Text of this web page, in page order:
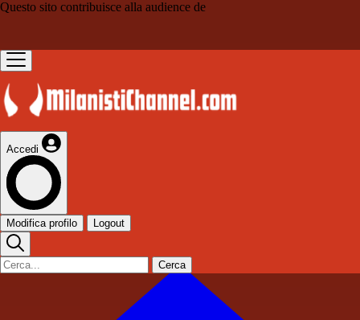
Questo sito contribuisce alla audience de
Accedi
Modifica profilo Logout
Cerca